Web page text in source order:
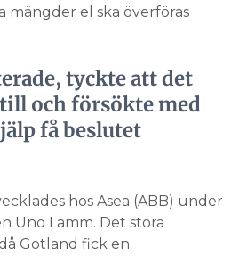
mängder el ska överföras
tyckte att det
och försökte med
få beslutet
hos Asea (ABB) under
Uno Lamm. Det stora
Gotland fick en